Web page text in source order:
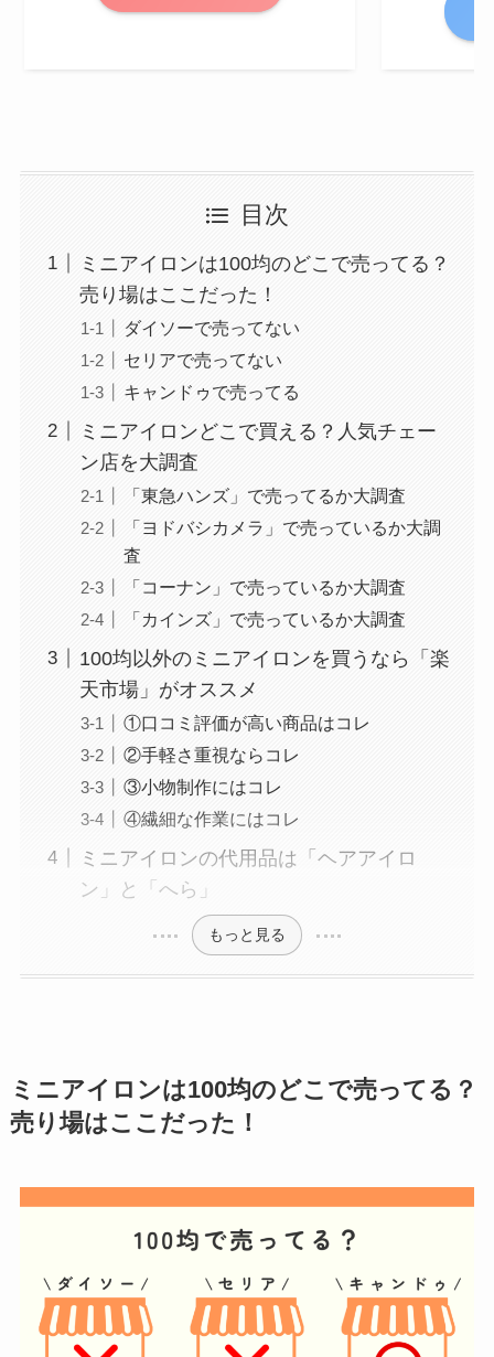
目次
ミニアイロンは100均のどこで売ってる？
売り場はここだった！
ダイソーで売ってない
セリアで売ってない
キャンドゥで売ってる
ミニアイロンどこで買える？人気チェー
ン店を大調査
「東急ハンズ」で売ってるか大調査
「ヨドバシカメラ」で売っているか大調
査
「コーナン」で売っているか大調査
「カインズ」で売っているか大調査
100均以外のミニアイロンを買うなら「楽
天市場」がオススメ
①口コミ評価が高い商品はコレ
②手軽さ重視ならコレ
③小物制作にはコレ
④繊細な作業にはコレ
ミニアイロンの代用品は「ヘアアイロ
ン」と「へら」
もっと見る
ミニアイロンは100均のどこで売ってる？
売り場はここだった！